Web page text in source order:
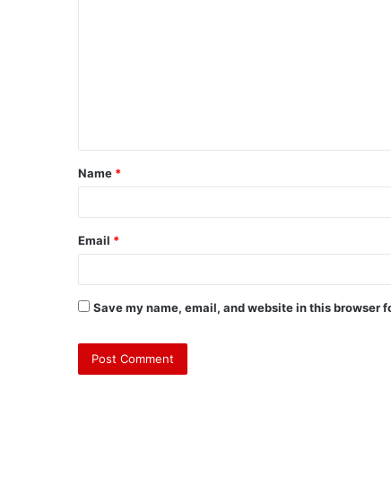
Name *
Email *
Save my name, email, and website in this browser